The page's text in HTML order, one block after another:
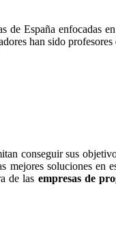
de España enfocadas
han sido
conseguir sus
soluciones en
de las empresas de